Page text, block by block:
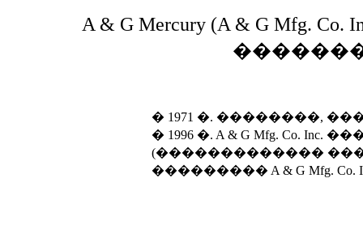
A & G Mercury (A & G
� 1971 �. ��������,
� 1996 �. A & G Mfg. Co.
(�������������
��������� A & G Mfg. Co.